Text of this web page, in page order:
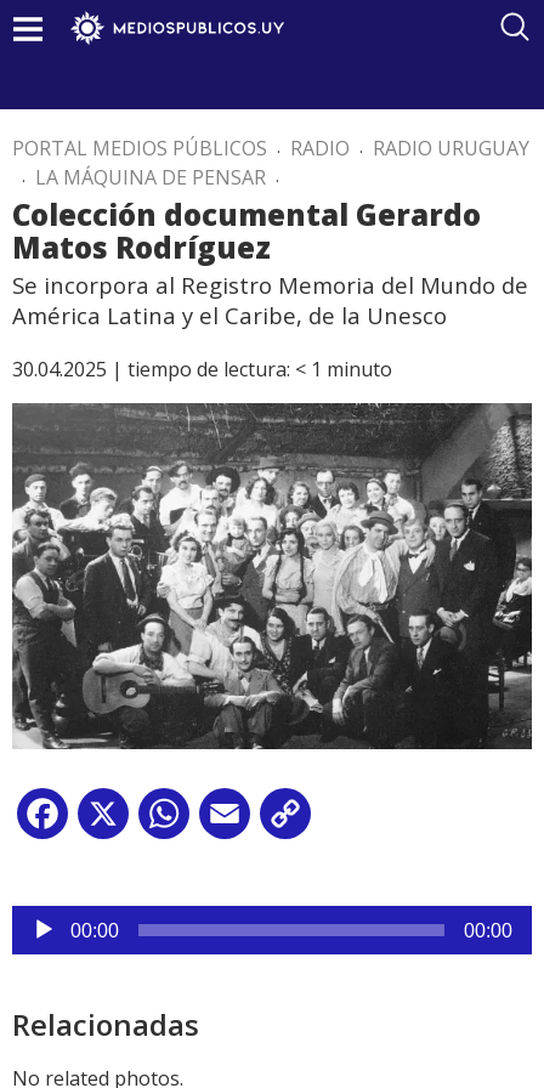
PORTAL MEDIOS PÚBLICOS . RADIO . RADIO URUGUAY
. LA MÁQUINA DE PENSAR .
Colección documental Gerardo
Matos Rodríguez
Se incorpora al Registro Memoria del Mundo de
América Latina y el Caribe, de la Unesco
30.04.2025 | tiempo de lectura: < 1 minuto
Facebook
X WhatsApp
Email
Reproductor
de
00:00 00:00
Relacionadas
No related photos.